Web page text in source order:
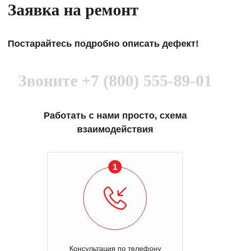
Заявка на ремонт
Постарайтесь подробно описать дефект!
Звоните +7 (800) 555-89-01
Работать с нами просто, схема
взаимодействия
1
Консультация по телефону